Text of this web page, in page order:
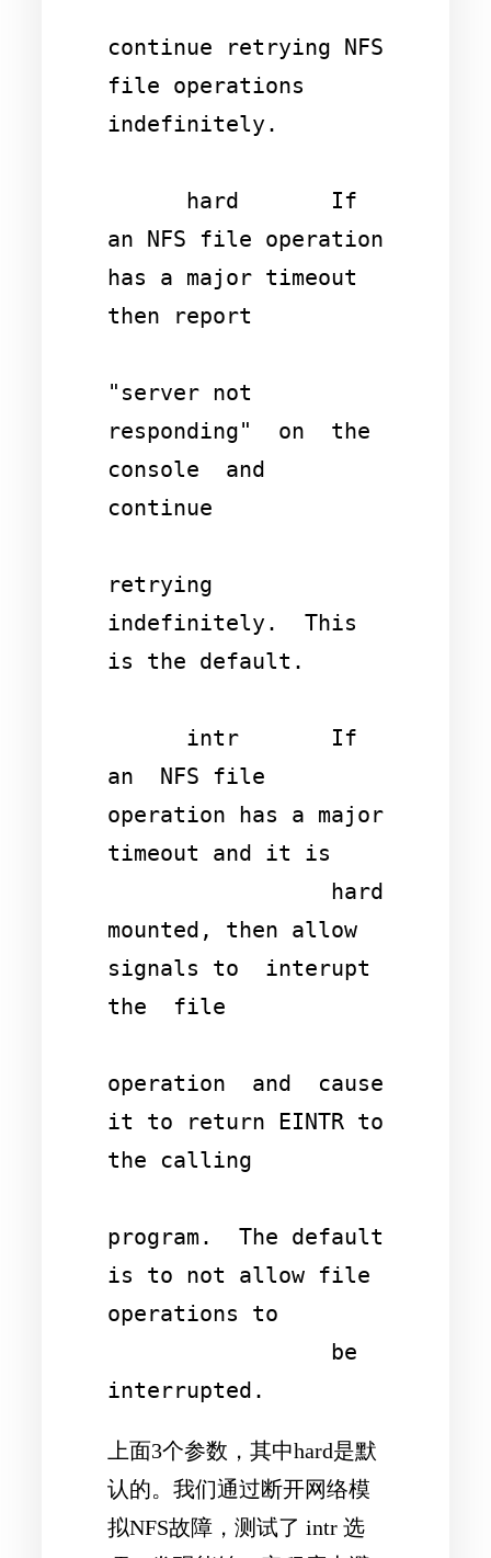
continue retrying NFS
file operations
indefinitely.
an NFS file operation
has a major timeout
then report
"server not
responding"  on  the
console  and
continue
retrying
indefinitely.  This
is the default.
an  NFS file
operation has a major
timeout and it is
mounted, then allow
signals to  interupt
the  file
operation  and  cause
it to return EINTR to
the calling
program.  The default
is to not allow file
operations to
interrupted.
上面3个参数，其中hard是默
认的。我们通过断开网络模
拟NFS故障，测试了 intr 选